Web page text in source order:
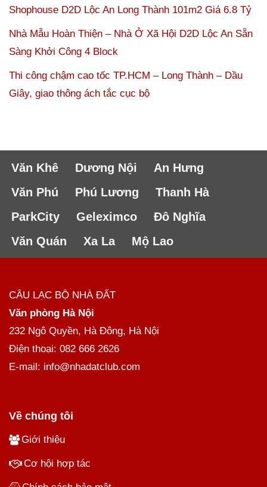
Shophouse D2D Lộc An Long Thành 101m2 Giá 6.8 Tỷ
Nhà Mẫu Hoàn Thiện – Nhà Ở Xã Hội D2D Lộc An Sẵn
Sàng Khởi Công 4 Block
Thi công chậm cao tốc TP.HCM – Long Thành – Dầu
Giây, giao thông ách tắc cục bộ
Văn Khê Dương Nội
An Hưng
Văn Phú
Phú Lương
Thanh Hà
ParkCity
Geleximco
Đô Nghĩa
Văn Quán
Xa La Mộ Lao
CÂU LẠC BỘ NHÀ ĐẤT
Văn phòng Hà Nội
232 Ngô Quyền, Hà Đông, Hà Nội
Điện thoại: 082 666 2626
E-mail: info@nhadatclub.com
Về chúng tôi
Giới thiệu
Cơ hội hợp tác